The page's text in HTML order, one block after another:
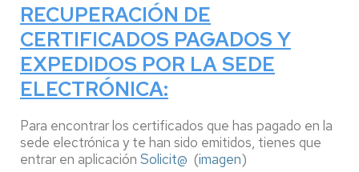
RECUPERACIÓN DE
CERTIFICADOS PAGADOS Y
EXPEDIDOS POR LA SEDE
ELECTRÓNICA:
Para encontrar los certificados que has pagado en la
sede electrónica y te han sido emitidos, tienes que
entrar en aplicación Solicit@ (imagen)